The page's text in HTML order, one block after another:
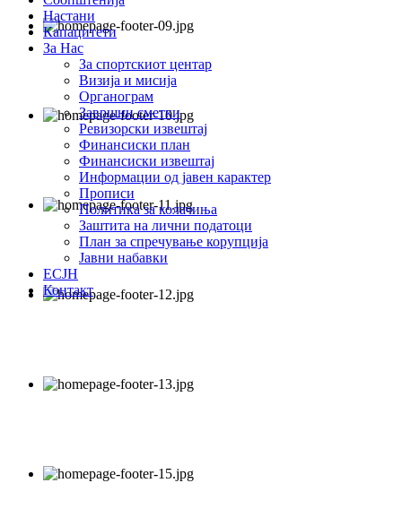
Настани
Капацитети
За Нас
За спортскиот центар
Визија и мисија
Органограм
Завршни сметки
Ревизорски извештај
Финансиски план
Финансиски извештај
Информации од јавен карактер
Прописи
Политика за колачиња
Заштита на лични податоци
План за спречување корупција
Јавни набавки
ЕСЈН
Контакт